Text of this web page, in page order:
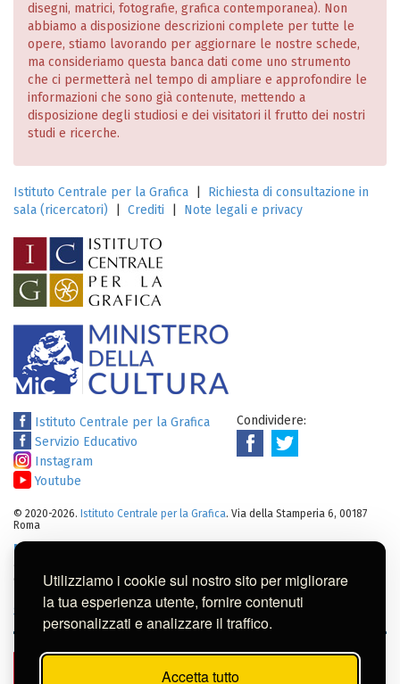
Utilizziamo i cookie sul nostro sito per migliorare
la tua esperienza utente, fornire contenuti
personalizzati e analizzare il traffico.
Accetta tutto
disegni, matrici, fotografie, grafica contemporanea). Non
abbiamo a disposizione descrizioni complete per tutte le
opere, stiamo lavorando per aggiornare le nostre schede,
ma consideriamo questa banca dati come uno strumento
che ci permetterà nel tempo di ampliare e approfondire le
informazioni che sono già contenute, mettendo a
disposizione degli studiosi e dei visitatori il frutto dei nostri
studi e ricerche.
Istituto Centrale per la Grafica
Richiesta di consultazione in
sala (ricercatori)
Crediti Note legali e privacy
Istituto Centrale per la Grafica
Servizio Educativo
Instagram
Youtube
Condividere:
© 2020-2026. Istituto Centrale per la Grafica. Via della Stamperia 6, 00187
Roma
Note legali
altro materiale pubblicato su questo sito sono soggetti alle leggi sul
diritto di autore.
Per usi commerciali dei contenuti contattare l'Istituto:
gr@cultura.gov.it